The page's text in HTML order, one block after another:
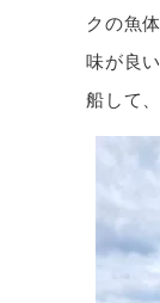
クの魚
味が良
船して